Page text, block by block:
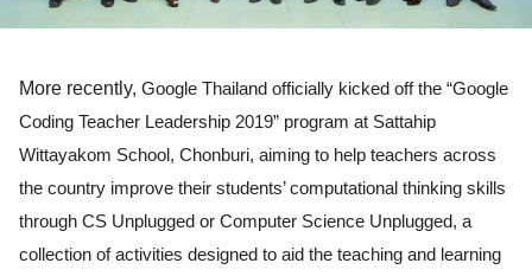
More recently, Google Thailand officially kicked off the “Google
Coding Teacher Leadership 2019” program at Sattahip
Wittayakom School, Chonburi, aiming to help teachers across
the country improve their students’ computational thinking skills
through CS Unplugged or Computer Science Unplugged, a
collection of activities designed to aid the teaching and learning